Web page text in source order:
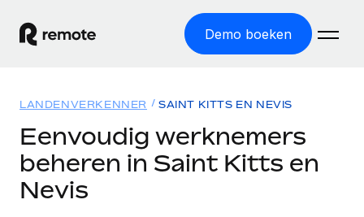
Demo boeken
GLOBAL HR
Global Payroll
Solutions
Bronnen
LANDENVERKENNER SAINT KITTS EN NEVIS
Eenvoudig werknemers
beheren in Saint Kitts en
Nevis